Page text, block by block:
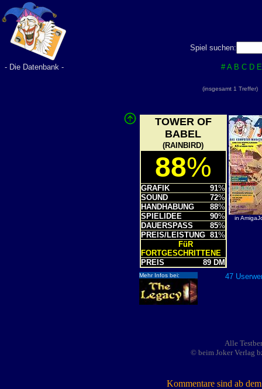
Spiel suchen:
# A B C D E
- Die Datenbank -
(insgesamt 1
TOWER OF
BABEL
(RAINBIRD)
88%
GRAFIK 91%
SOUND
72%
HANDHABUNG
88%
SPIELIDEE
90%
DAUERSPASS
85%
PREIS/LEISTUNG 81%
FüR
FORTGESCHRITTENE
PREIS
89 DM
in
Mehr Infos bei: 47
Alle
© beim Joker Verlag
Kommentare sind ab